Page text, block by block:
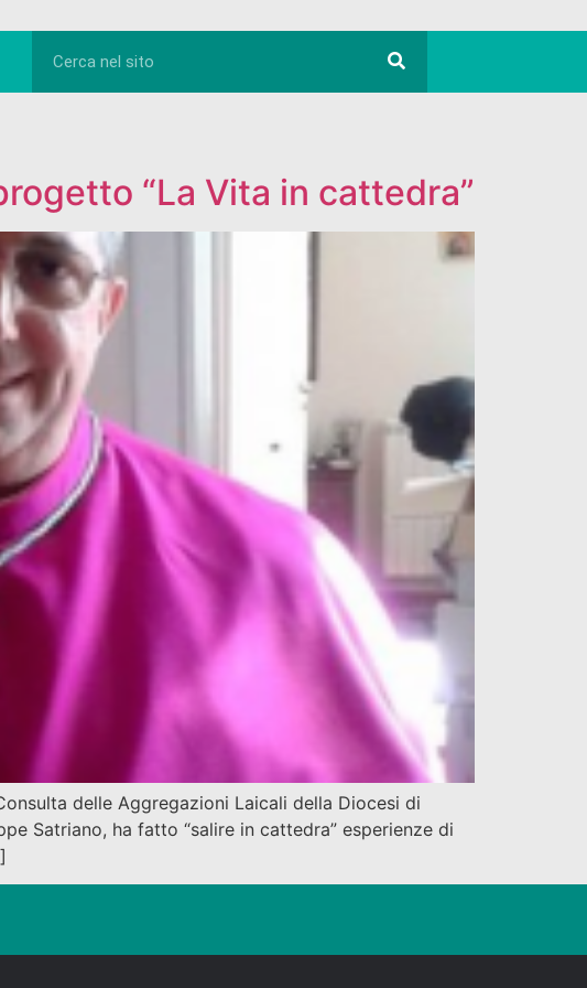
“La Vita in cattedra”
delle Aggregazioni Laicali della Diocesi di
Satriano, ha fatto “salire in cattedra” esperienze di